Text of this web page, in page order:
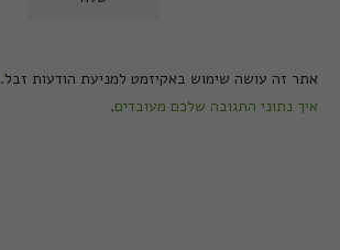
אתר זה עושה שימוש באקיזמט למניעת הודעות זבל.
איך נתוני התגובה שלכם מעובדים.